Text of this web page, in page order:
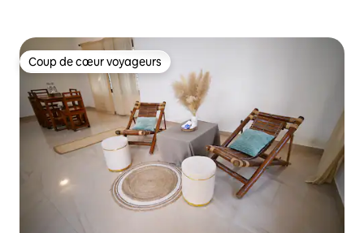
Coup de cœur voyageurs
Coup de cœur voyageurs